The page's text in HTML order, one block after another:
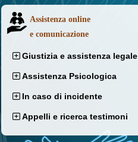
Assistenza online
e comunicazione
Giustizia e assistenza legale
Assistenza Psicologica
In caso di incidente
Appelli e ricerca testimoni